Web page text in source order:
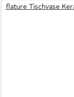
flature Tischvase